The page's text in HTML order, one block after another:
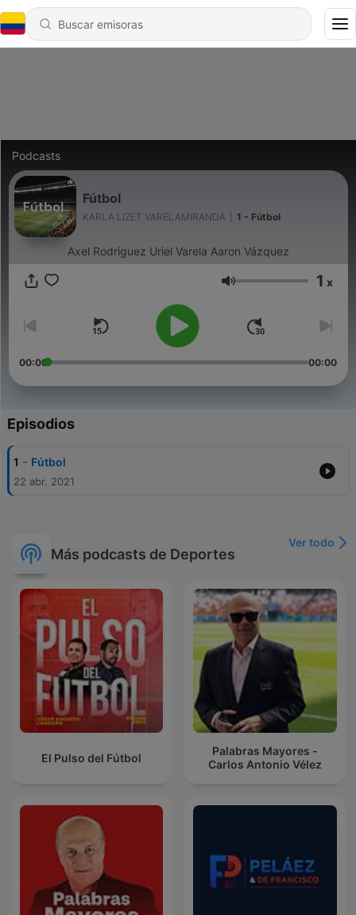
Podcasts
Fútbol
KARLA LIZET VARELAMIRANDA 1 - Fútbol
Axel Rodriguez Uriel Varela Aaron Vázquez
Volumen 1 x
00:00 00:00
Episodios
1 - Fútbol
22 abr. 2021
Más podcasts de Deportes
Ver todo
El Pulso del Fútbol
Palabras Mayores -
Carlos Antonio Vélez